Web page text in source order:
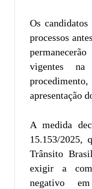
Os
processos
vigentes
apresentação
A medida
15.153/2025,
Trânsito
exigir a
negativo